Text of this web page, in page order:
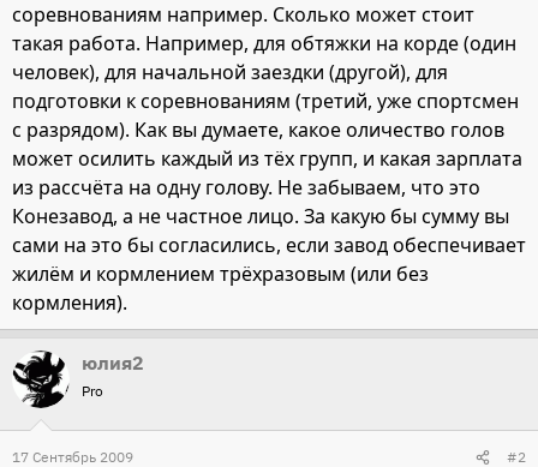
соревнованиям например. Сколько может стоит
такая работа. Например, для обтяжки на корде (один
человек), для начальной заездки (другой), для
подготовки к соревнованиям (третий, уже спортсмен
с разрядом). Как вы думаете, какое оличество голов
может осилить каждый из тёх групп, и какая зарплата
из рассчёта на одну голову. Не забываем, что это
Конезавод, а не частное лицо. За какую бы сумму вы
сами на это бы согласились, если завод обеспечивает
жилём и кормлением трёхразовым (или без
кормления).
юлия2
Pro
17 Сентябрь 2009 #2